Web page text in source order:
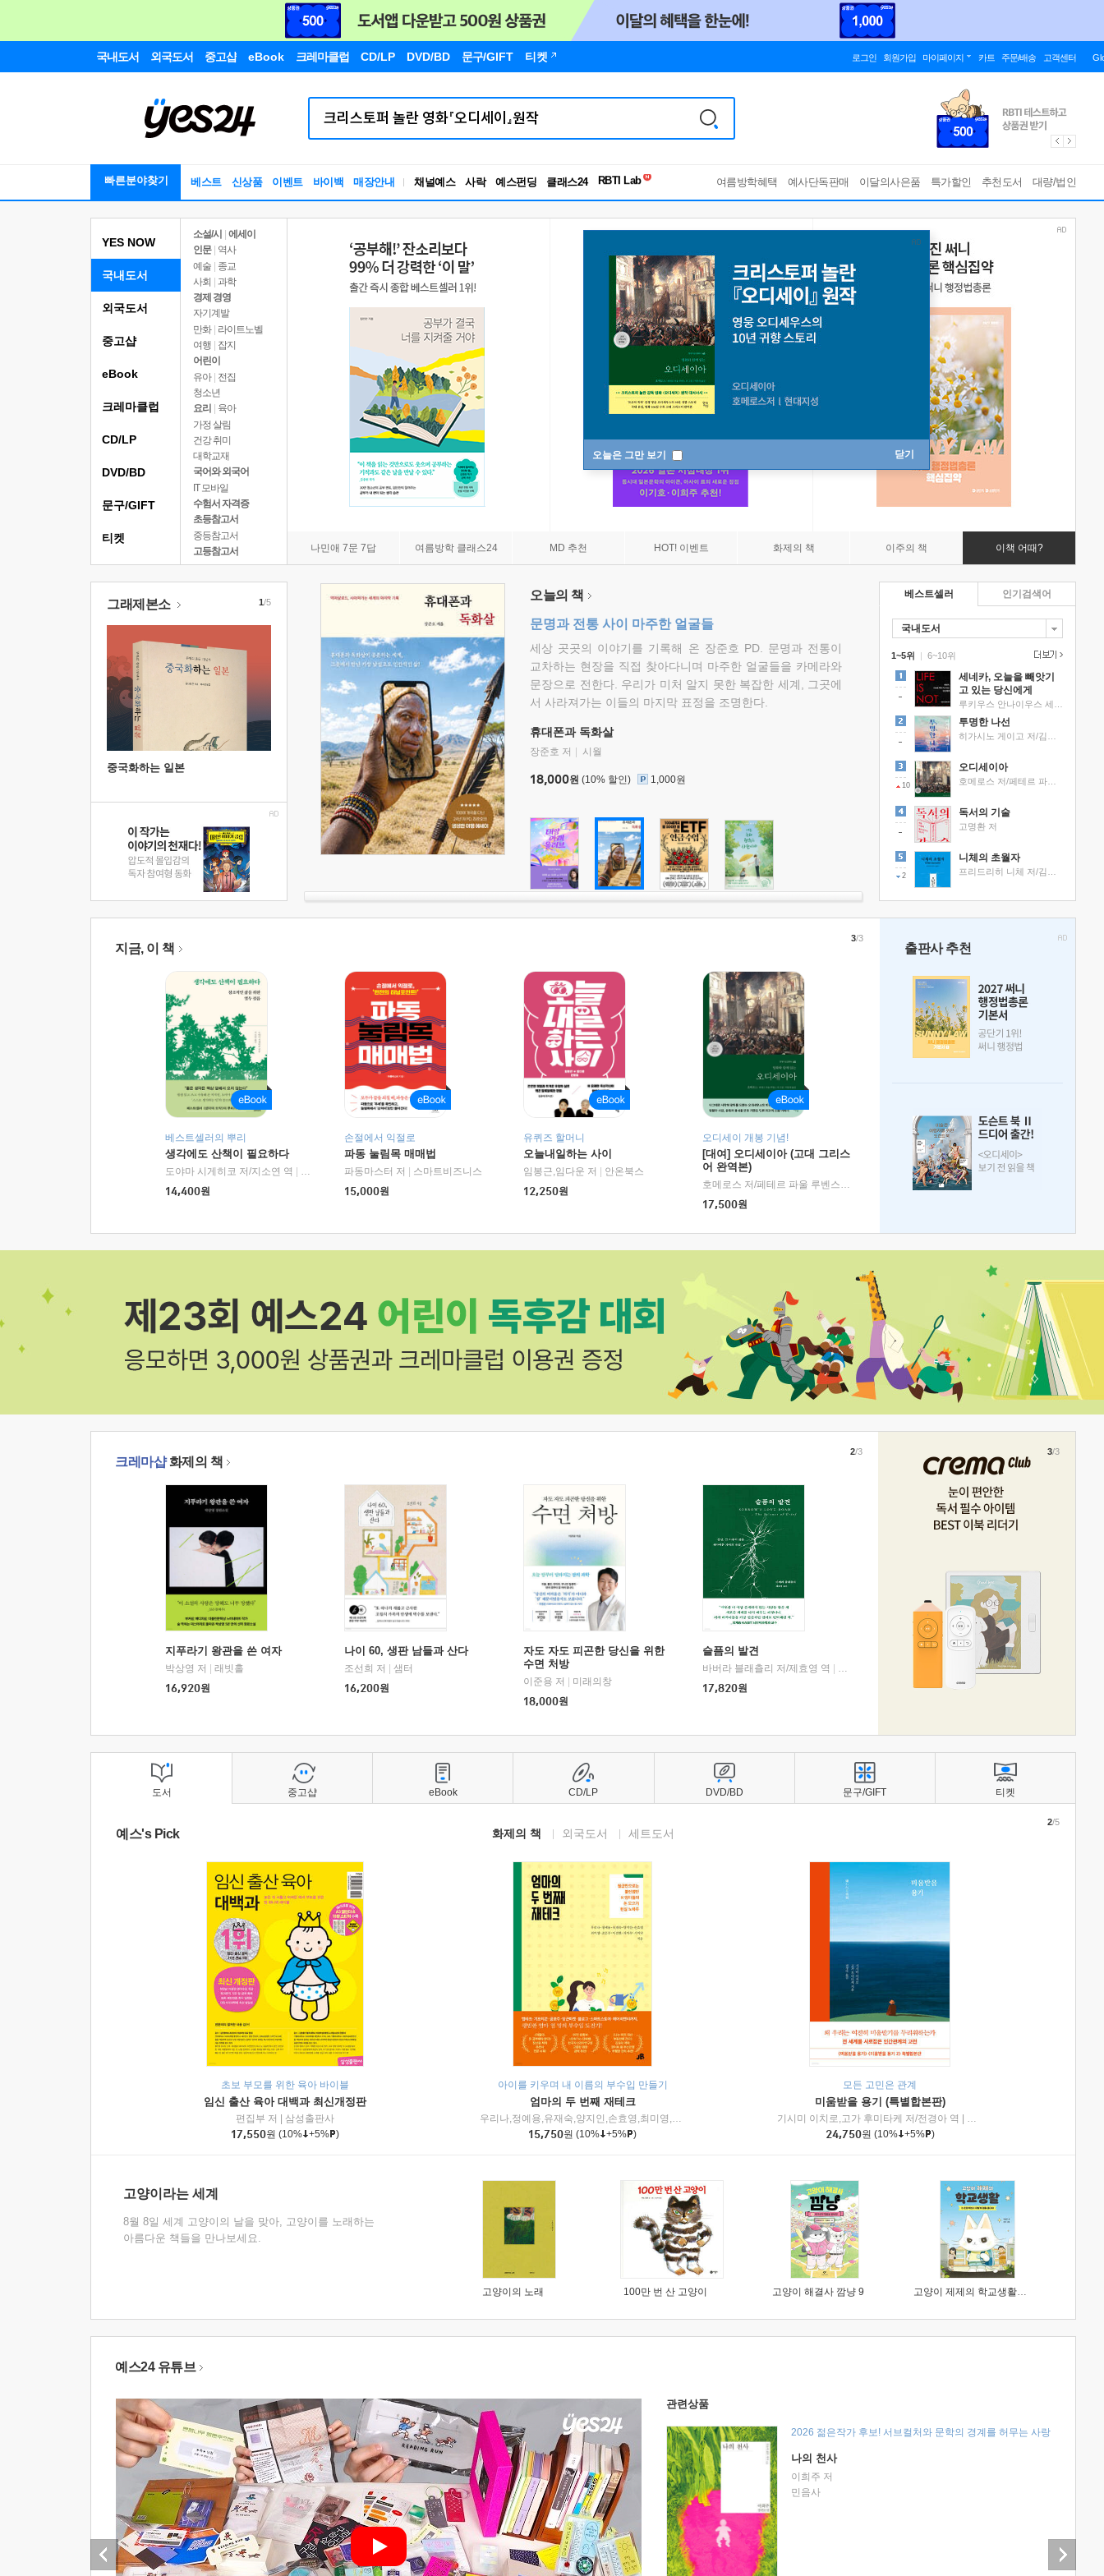
국내도서 외국도서 중고샵 eBook 크레마클럽 CD/LP DVD/BD 문구/GIFT 티켓 로그인 회원가입 마이페이지 카트 주문/배송 고객센터
빠른분야찾기 베스트 신상품 이벤트 바이백 매장안내 채널예스 사락 예스펀딩 클래스24
독서유형검사
RBTI Lab
독서유형검사
여름방학혜택 예사단독판매 이달의사은품 특가할인 추천도서 대량/법인
오늘은 그만 보기 닫기
YES NOW
국내도서
소설/시
에세이
인문
역사
예술 | 종교
사회 | 과학
경제 경영
자기계발
만화 | 라이트노벨
여행
잡지
어린이
유아 | 전집
청소년
요리
육아
가정 살림
건강 취미
대학교재
국어와 외국어
IT 모바일
수험서 자격증
초등참고서
중등참고서
고등참고서
나민애 7문 7답 여름방학 클래스24 MD 추천 HOT! 이벤트 화제의 책 이주의 책 이책 어때?
외국도서
중고샵
eBook
크레마클럽
CD/LP
DVD/BD
문구/GIFT
티켓
그래제본소
중국화하는 일본
1/5 오늘의 책
문명과 전통 사이 마주한 얼굴들
세상 곳곳의 이야기를 기록해 온 장준호 PD. 문명과 전통이
교차하는 현장을 직접 찾아다니며 마주한 얼굴들을 카메라와
문장으로 전한다. 우리가 미처 알지 못한 복잡한 세계, 그곳에
서 사라져가는 이들의 마지막 표정을 조명한다.
휴대폰과 독화살
장준호 저 시월
18,000원 (10% 할인) 1,000원
베스트셀러
국내도서
1~5위 |
세네카, 오늘을 빼앗기
고 있는 당신에게
투명한 나선
10
오디세이아
독서의 기술
고명환 저
2
니체의 초월자
6~10위
인기검색어
지금, 이 책
베스트셀러의 뿌리
생각에도 산책이 필요하다
도야마 시게히코 저/지소연 역
알에이치코리아(RHK)
14,400원
손절에서 익절로
파동 눌림목 매매법
파동마스터 저
스마트비즈니스
15,000원
유퀴즈 할머니
오늘내일하는 사이
임봉근,임다운 저
안온북스
12,250원
오디세이 개봉 기념!
[대여] 오디세이아 (고대 그리스
어 완역본)
호메로스 저/페테르 파울 루벤스 그림/박문재 역
현대지성
17,500원
3/3
출판사 추천
크레마샵화제의 책
지푸라기 왕관을 쓴 여자
박상영 저
래빗홀
16,920원
나이 60, 생판 남들과 산다
조선희 저
샘터
16,200원
자도 자도 피곤한 당신을 위한
수면 처방
이준용 저
미래의창
18,000원
슬픔의 발견
바버라 블래츨리 저/제효영 역
디플롯
17,820원
2/3 3/3
도서
예스's Pick 화제의 책 외국도서 세트도서
초보 부모를 위한 육아 바이블
임신 출산 육아 대백과 최신개정판
편집부 저
삼성출판사
17,550원 (10% +5% )
아이를 키우며 내 이름의 부수입 만들기
엄마의 두 번째 재테크
우리나,정예용,유재숙,양지인,손효영,최미영,조민주,이진현,차미숙,서미숙 저 | 제이브리즈북스
15,750원 (10% +5% )
모든 고민은 관계
미움받을 용기 (특별합본판)
기시미 이치로,고가 후미타케 저/전경아 역
인플루엔셜
24,750원 (10% +5% )
2/5
고양이라는 세계
8월 8일 세계 고양이의 날을 맞아, 고양이를 노래하는
아름다운 책들을 만나보세요.
고양이의 노래 100만 번 산 고양이 고양이 해결사 깜냥 9 고양이 제제의 학교생활 1 : 초등학생이 이렇게 힘들 줄이야
중고샵 eBook CD/LP DVD/BD 문구/GIFT 티켓
예스24 유튜브
관련상품
2026 젊은작가 후보! 서브컬처와 문학의 경계를 허무는 사랑
나의 천사
이희주 저
민음사